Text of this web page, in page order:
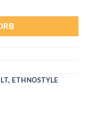
, ETHNOSTYLE